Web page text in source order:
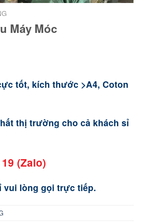
Máy Móc
tốt, kích thước >A4, Coton
thị trường cho cả khách sỉ
(Zalo)
vui lòng gọi trực tiếp.